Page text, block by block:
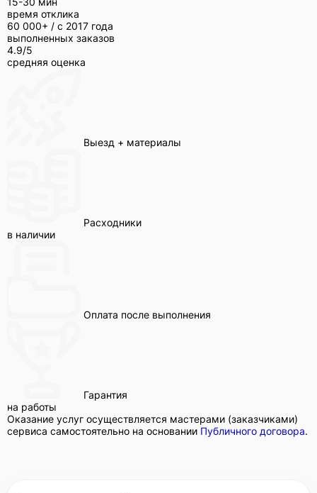
время отклика
60 000+ / с 2017 года
выполненных заказов
4.9/5
средняя оценка
Выезд + материалы
Расходники
в наличии
Оплата после выполнения
Гарантия
на работы
Оказание услуг осуществляется мастерами (заказчиками)
сервиса самостоятельно на основании Публичного договора.